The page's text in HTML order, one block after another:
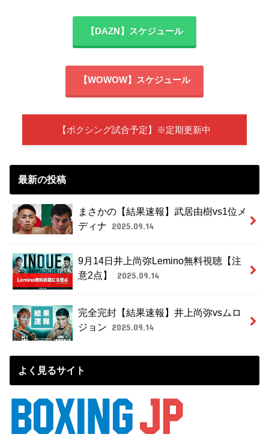
【DAZN】スケジュール
【WOWOW】スケジュール
【ボクシング試合予定】※定期更新中
最新の投稿
まさかの【結果速報】武居由樹vs1位メ
ディナ 2025.09.14
9月14日井上尚弥Lemino無料視聴【注
意2点】
2025.09.14
完全完封【結果速報】井上尚弥vsムロ
ジョン 2025.09.14
よく見るサイト